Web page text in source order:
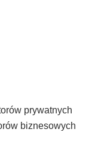
prywatnych
biznesowych